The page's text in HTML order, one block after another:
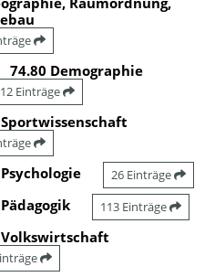
74.80 Demographie
12 Einträge
26 Einträge
113 Einträge